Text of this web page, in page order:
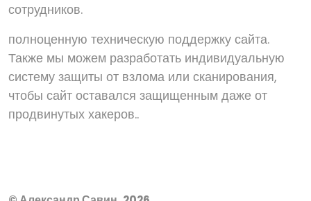
сотрудников.
полноценную техническую поддержку сайта.
Также мы можем разработать индивидуальную
систему защиты от взлома или сканирования,
чтобы сайт оставался защищенным даже от
продвинутых хакеров..